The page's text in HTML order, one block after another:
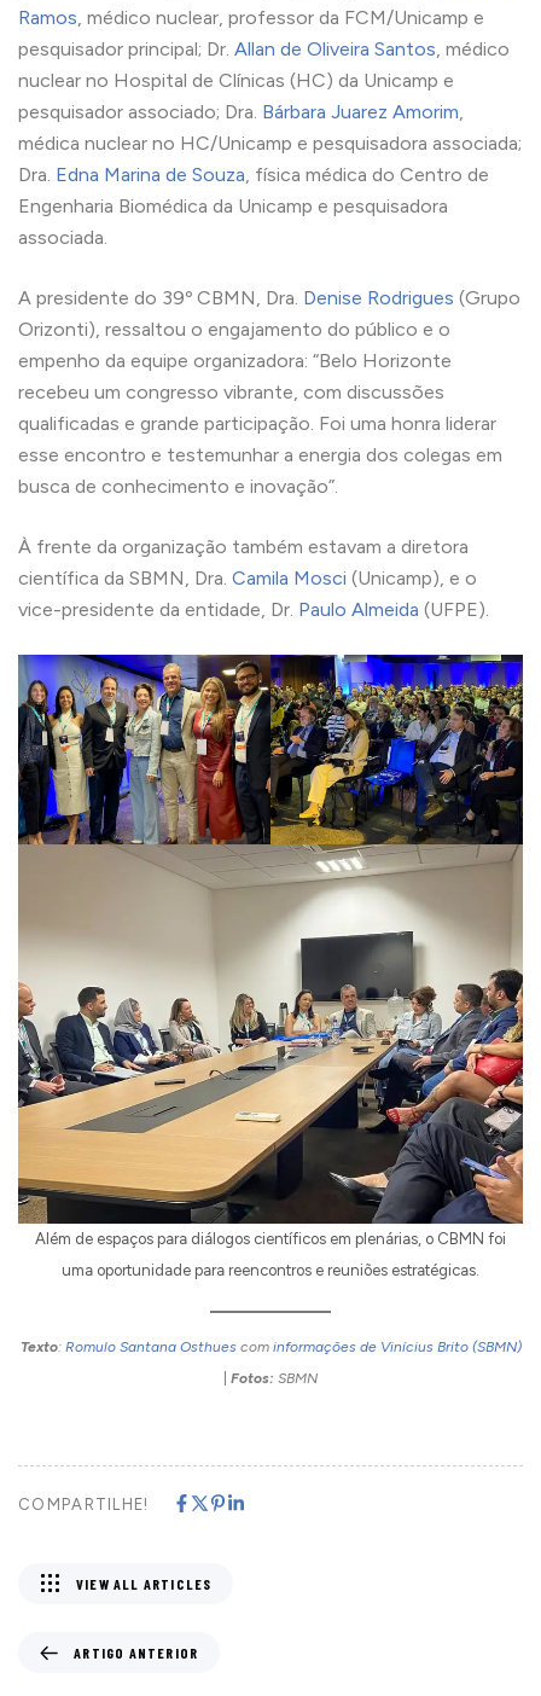
Ramos, médico nuclear, professor da FCM/Unicamp e
pesquisador principal; Dr. Allan de Oliveira Santos, médico
nuclear no Hospital de Clínicas (HC) da Unicamp e
pesquisador associado; Dra. Bárbara Juarez Amorim,
médica nuclear no HC/Unicamp e pesquisadora associada;
Dra. Edna Marina de Souza, física médica do Centro de
Engenharia Biomédica da Unicamp e pesquisadora
associada.
A presidente do 39º CBMN, Dra. Denise Rodrigues (Grupo
Orizonti), ressaltou o engajamento do público e o
empenho da equipe organizadora: “Belo Horizonte
recebeu um congresso vibrante, com discussões
qualificadas e grande participação. Foi uma honra liderar
esse encontro e testemunhar a energia dos colegas em
busca de conhecimento e inovação”.
À frente da organização também estavam a diretora
científica da SBMN, Dra. Camila Mosci (Unicamp), e o
vice-presidente da entidade, Dr. Paulo Almeida (UFPE).
Além de espaços para diálogos científicos em plenárias, o CBMN foi
uma oportunidade para reencontros e reuniões estratégicas.
Texto: Romulo Santana Osthues com informações de Vinícius Brito (SBMN)
Fotos: SBMN
COMPARTILHE!
ARTIGO ANTERIOR
VIEW ALL ARTICLES